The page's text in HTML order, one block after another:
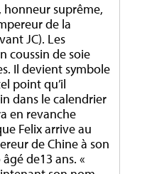
honneur suprême,
de la
JC). Les
coussin de soie
Il devient symbole
point qu’il
dans le calendrier
en revanche
Felix arrive au
de Chine à son
de13 ans. «